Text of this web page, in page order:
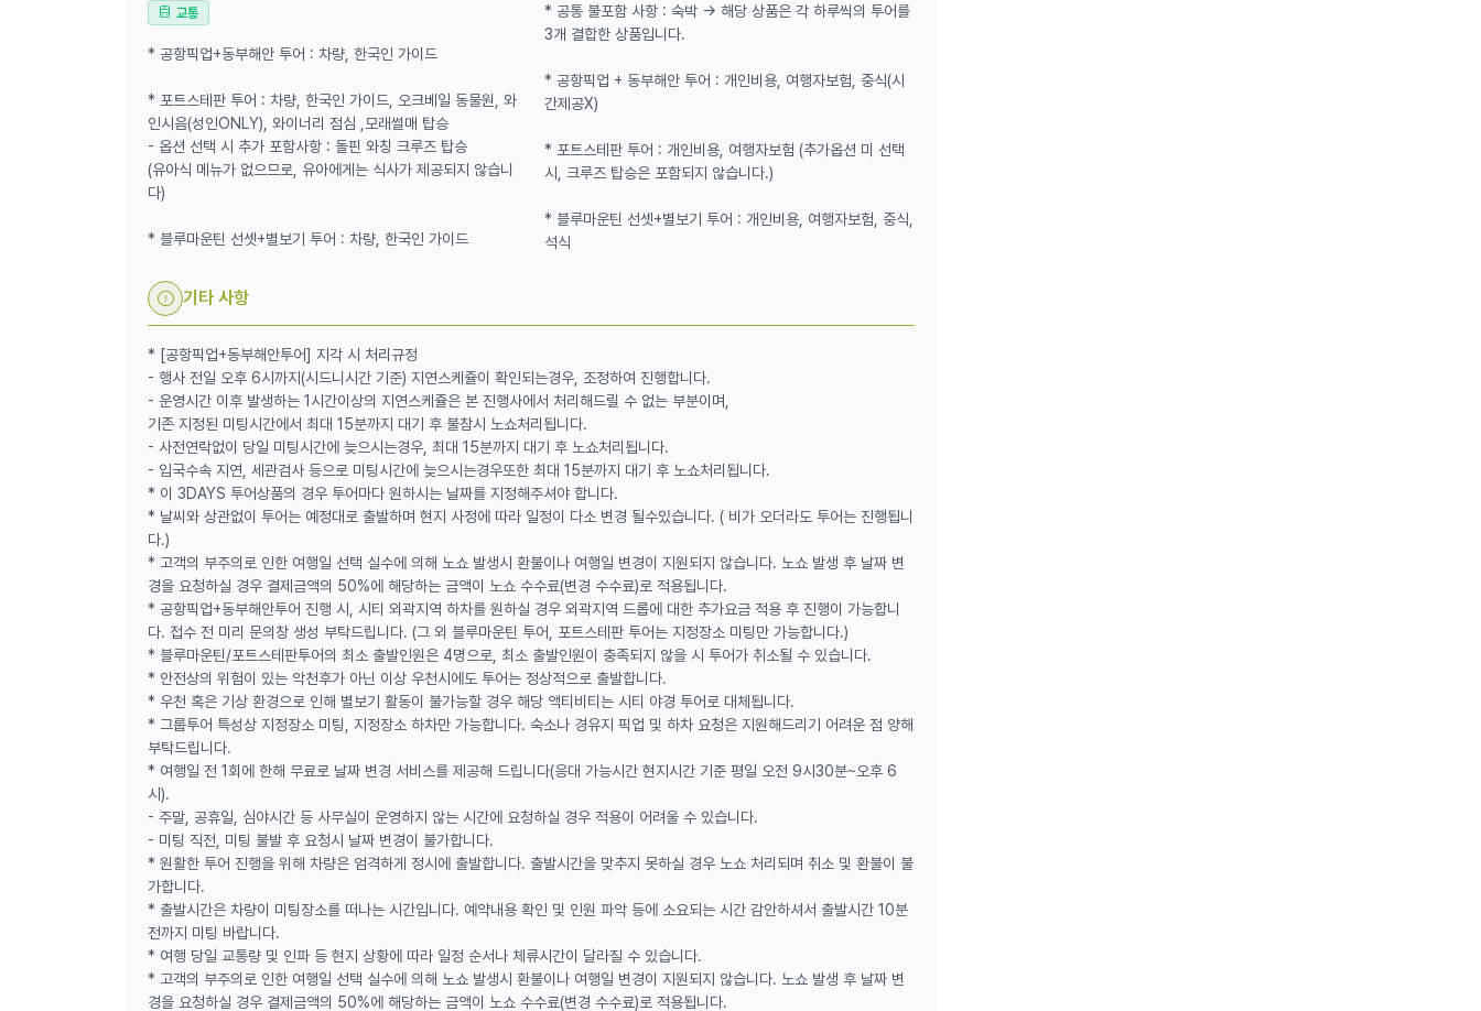
🐬 돌고래 관찰 크루즈(옵션)
크루즈에 탑승해 넬슨베이 연안의 야생 돌고래 점프도 보고, 붐넷(boomnet)이 내려오면 그물에서 몸도 담가 보
세요.
🏖️ 사륜구동+모래썰매 체험
사륜구동을 타고 사막 언덕을 오르내리는 와일드한 경험, 그 끝에는 그저 모래와 하늘! 높이와 경사가 아찔한 포
트스테판 모래언덕 정상에 올라 인증샷 촬영, 그리고 슬라이드! 보기보다 무섭지 않아요~!
📌 블루마운틴 선셋 별보기: 동물원은 한번이면 충분해! 시티에서 블루마운틴으로 바로 쏜다 🚌💨
*2026. 1. 22(목)~2026. 04. 30(목) 적용(2026. 01. 20 기준)*
블루마운틴 의회(Blue Mountains)의 검토 하에 링컨스락(킹스테이블랜드) 진입이 오는 1월 22일(목)부터
2026년 4월 30일(목)까지 전면 금지됩니다. 인근 주민들의 지속적인 민원과 관광객 안전 문제, 환경 보호 등을
고려해 내려진 결정으로 폐쇄 기간은 현지 의회의 검토에 따라 연장될 수 있으며, 따라서 기존 본 상품에서 제공
해 왔던 해당 일정은 링컨스락 재개장 공지가 있을 때까지 대체 방문지로 진행되는 점 양해 부탁드립니다.
🪨 에코 포인트(Echo Point)
에코 포인트 전망대에서 시시각각 아름다운 그림자를 드리우며 황홀한 빛깔을 뽐내는 세자매봉을 찾아보세요.
🕵️ 가이드 픽! 시크릿 포인트
별밤 전문 가이드가 선정한 숨겨진 명소에서 석양과 함께 하는 시간!
🍽️ 카툼바 저녁식사(자유식)
노을 보니 출출하네! 카툼바 마을에서 찐 로컬 맛집을 찾아보세요. 우리 맛잘알 가이드님들의 추천 식당이 가득!
🌠 별이 빛나는 밤
구름 피해 달을 쫓아, 별찾기 전문 담당 가이드님과 은하수 사냥도 하고, 남십자성도 찾아보세요!
❤️ 지그재그투어와 함께하는 특별한 혜택! ❤️
✅ 페더데일 동물원에서 귀여운 코알라와 함께하는 기념 사진 촬영
정상가 $35 → 지그재그투어 특별가 $25 (현금 결제만 가능/거스름돈 제공 불가)
*가이드와 함께 동물원 입장하는 경우에만 혜택 적용 가능합니다.
*이벤트는 운영사 사정에 따라 예고없이 종료될 수 있습니다.
🔖 지그재그투어와 함께하면 더 특별한 이유!
✅ 투어 출발일 1일 전, 리마인더 알림톡발송 서비스
✅ 호주 NSW주 국립공원 공식활동허가인 에코 패스를 보유하여 14년간 안전하게 운영
✅ 인생샷 성지인 킹스테이블랜드를 정식 방문가능한 여행사 (BMCC - ECO TOURISM LICENSE보유)
✅ $20,000,000 Public Liability 회사 보험 가입
🎁 지그재그투어 예약 시 받는 특별 혜택 6종
1.🚶‍♂️ 시드니 시티 워킹투어 2종 무료(주간(화, 목)/선셋(화, 목, 일) 각각 1회씩 참여가능, 팁투어)
시티를 가이드와 함께 도보로 이동하며 시드니 명소 및 랜드마크를 200% 즐겨보세요!
교통
* 공항픽업+동부해안 투어 : 차량, 한국인 가이드
* 포트스테판 투어 : 차량, 한국인 가이드, 오크베일 동물원, 와
인시음(성인ONLY), 와이너리 점심 ,모래썰매 탑승
- 옵션 선택 시 추가 포함사항 : 돌핀 와칭 크루즈 탑승
(유아식 메뉴가 없으므로, 유아에게는 식사가 제공되지 않습니
다)
* 블루마운틴 선셋+별보기 투어 : 차량, 한국인 가이드
* 공통 불포함 사항 : 숙박 -> 해당 상품은 각 하루씩의 투어를
3개 결합한 상품입니다.
* 공항픽업 + 동부해안 투어 : 개인비용, 여행자보험, 중식(시
간제공X)
* 포트스테판 투어 : 개인비용, 여행자보험 (추가옵션 미 선택
시, 크루즈 탑승은 포함되지 않습니다.)
* 블루마운틴 선셋+별보기 투어 : 개인비용, 여행자보험, 중식,
석식
기타 사항
* [공항픽업+동부해안투어] 지각 시 처리규정
- 행사 전일 오후 6시까지(시드니시간 기준) 지연스케쥴이 확인되는경우, 조정하여 진행합니다.
- 운영시간 이후 발생하는 1시간이상의 지연스케쥴은 본 진행사에서 처리해드릴 수 없는 부분이며,
기존 지정된 미팅시간에서 최대 15분까지 대기 후 불참시 노쇼처리됩니다.
- 사전연락없이 당일 미팅시간에 늦으시는경우, 최대 15분까지 대기 후 노쇼처리됩니다.
- 입국수속 지연, 세관검사 등으로 미팅시간에 늦으시는경우또한 최대 15분까지 대기 후 노쇼처리됩니다.
* 이 3DAYS 투어상품의 경우 투어마다 원하시는 날짜를 지정해주셔야 합니다.
* 날씨와 상관없이 투어는 예정대로 출발하며 현지 사정에 따라 일정이 다소 변경 될수있습니다. ( 비가 오더라도 투어는 진행됩니
다.)
* 고객의 부주의로 인한 여행일 선택 실수에 의해 노쇼 발생시 환불이나 여행일 변경이 지원되지 않습니다. 노쇼 발생 후 날짜 변
경을 요청하실 경우 결제금액의 50%에 해당하는 금액이 노쇼 수수료(변경 수수료)로 적용됩니다.
* 공항픽업+동부해안투어 진행 시, 시티 외곽지역 하차를 원하실 경우 외곽지역 드롭에 대한 추가요금 적용 후 진행이 가능합니
다. 접수 전 미리 문의창 생성 부탁드립니다. (그 외 블루마운틴 투어, 포트스테판 투어는 지정장소 미팅만 가능합니다.)
* 블루마운틴/포트스테판투어의 최소 출발인원은 4명으로, 최소 출발인원이 충족되지 않을 시 투어가 취소될 수 있습니다.
* 안전상의 위험이 있는 악천후가 아닌 이상 우천시에도 투어는 정상적으로 출발합니다.
* 우천 혹은 기상 환경으로 인해 별보기 활동이 불가능할 경우 해당 액티비티는 시티 야경 투어로 대체됩니다.
* 그룹투어 특성상 지정장소 미팅, 지정장소 하차만 가능합니다. 숙소나 경유지 픽업 및 하차 요청은 지원해드리기 어려운 점 양해
부탁드립니다.
* 여행일 전 1회에 한해 무료로 날짜 변경 서비스를 제공해 드립니다(응대 가능시간 현지시간 기준 평일 오전 9시30분~오후 6
시).
- 주말, 공휴일, 심야시간 등 사무실이 운영하지 않는 시간에 요청하실 경우 적용이 어려울 수 있습니다.
- 미팅 직전, 미팅 불발 후 요청시 날짜 변경이 불가합니다.
* 원활한 투어 진행을 위해 차량은 엄격하게 정시에 출발합니다. 출발시간을 맞추지 못하실 경우 노쇼 처리되며 취소 및 환불이 불
가합니다.
* 출발시간은 차량이 미팅장소를 떠나는 시간입니다. 예약내용 확인 및 인원 파악 등에 소요되는 시간 감안하셔서 출발시간 10분
전까지 미팅 바랍니다.
* 여행 당일 교통량 및 인파 등 현지 상황에 따라 일정 순서나 체류시간이 달라질 수 있습니다.
* 고객의 부주의로 인한 여행일 선택 실수에 의해 노쇼 발생시 환불이나 여행일 변경이 지원되지 않습니다. 노쇼 발생 후 날짜 변
경을 요청하실 경우 결제금액의 50%에 해당하는 금액이 노쇼 수수료(변경 수수료)로 적용됩니다.